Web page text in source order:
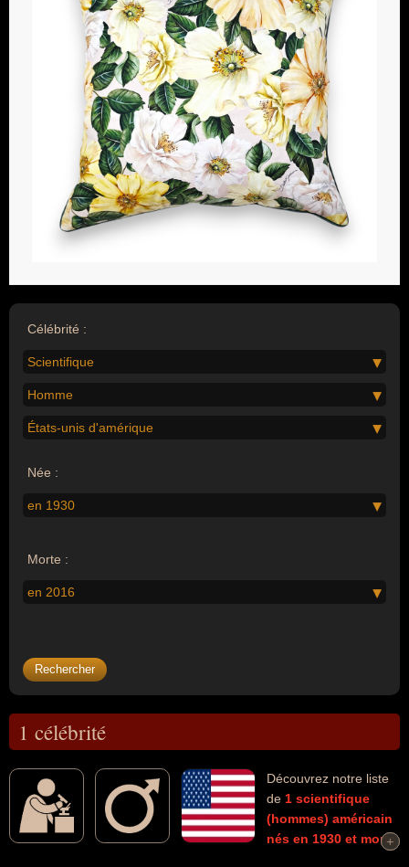
Célébrité :
Scientifique
Homme
États-unis d'amérique
Née :
en 1930
Morte :
en 2016
1 célébrité
Découvrez notre liste
de 1 scientifique
(hommes) américain
nés en 1930 et morts
+
+